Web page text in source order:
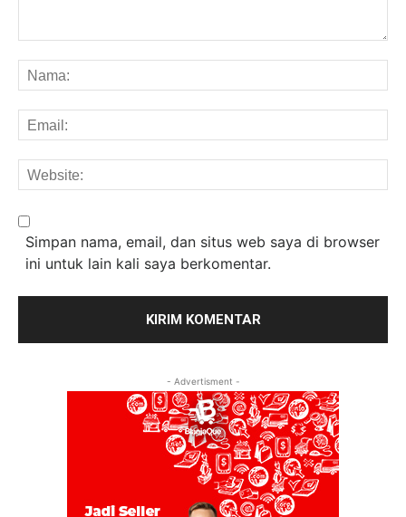
Simpan nama, email, dan situs web saya di browser
ini untuk lain kali saya berkomentar.
- Advertisment -